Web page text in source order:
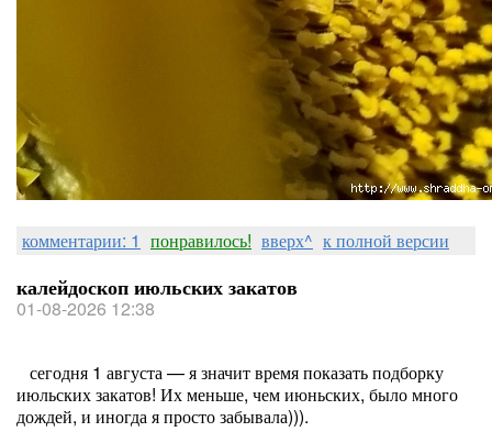
комментарии: 1 понравилось! вверх^ к полной версии
калейдоскоп июльских закатов
01-08-2026 12:38
сегодня 1 августа — я значит время показать подборку
июльских закатов! Их меньше, чем июньских, было много
дождей, и иногда я просто забывала))).